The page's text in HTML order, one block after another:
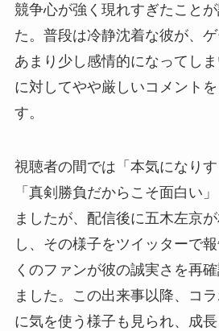
競争心が強く現れすぎたこと
た。普段は冷静沈着な彼が、
あまり少し感情的になってし
に対してやや厳しいコメント
す。
視聴者の間では「本気になり
「真剣勝負だからこそ面白い
ましたが、配信後に五木左京
し、その様子をツイッターで
くのファンが彼の誠実さを再
ました。この出来事以降、コ
に気を使う様子も見られ、成